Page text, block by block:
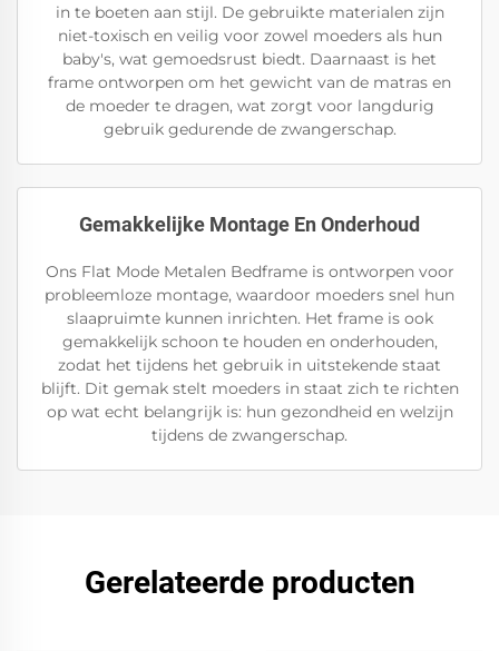
in te boeten aan stijl. De gebruikte materialen zijn
niet-toxisch en veilig voor zowel moeders als hun
baby's, wat gemoedsrust biedt. Daarnaast is het
frame ontworpen om het gewicht van de matras en
de moeder te dragen, wat zorgt voor langdurig
gebruik gedurende de zwangerschap.
Gemakkelijke Montage En Onderhoud
Ons Flat Mode Metalen Bedframe is ontworpen voor
probleemloze montage, waardoor moeders snel hun
slaapruimte kunnen inrichten. Het frame is ook
gemakkelijk schoon te houden en onderhouden,
zodat het tijdens het gebruik in uitstekende staat
blijft. Dit gemak stelt moeders in staat zich te richten
op wat echt belangrijk is: hun gezondheid en welzijn
tijdens de zwangerschap.
Gerelateerde producten